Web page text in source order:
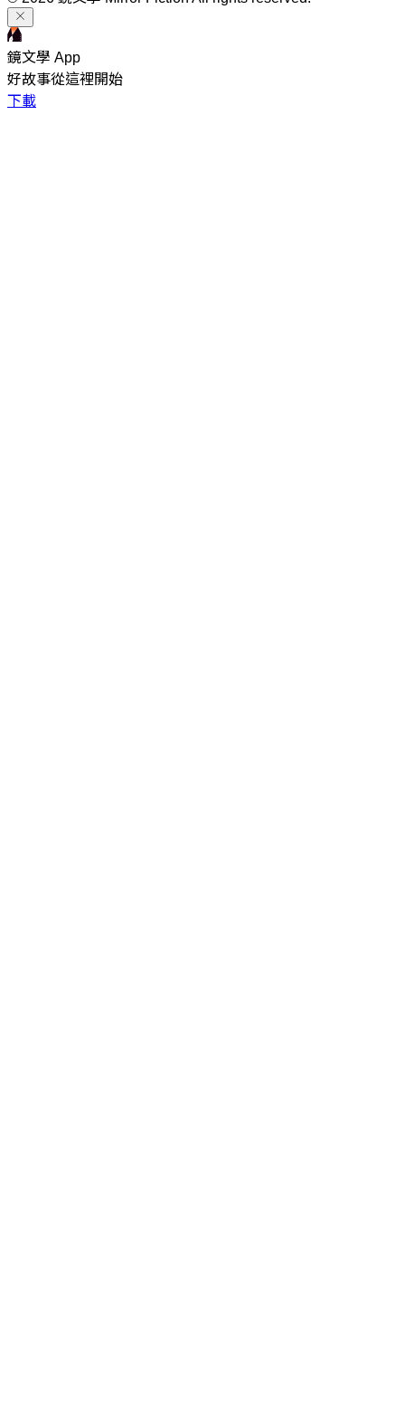
鏡文學 App
好故事從這裡開始
下載